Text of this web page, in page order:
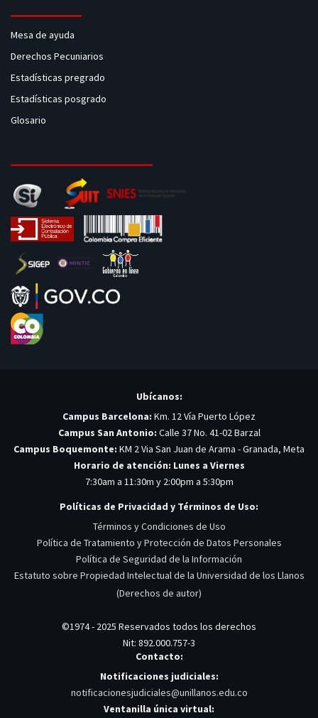
Mesa de ayuda
Derechos Pecuniarios
Estadísticas pregrado
Estadísticas posgrado
Glosario
Ubícanos:
Campus Barcelona: Km. 12 Vía Puerto López
Campus San Antonio: Calle 37 No. 41-02 Barzal
Campus Boquemonte: KM 2 Via San Juan de Arama - Granada, Meta
Horario de atención: Lunes a Viernes
7:30am a 11:30m y 2:00pm a 5:30pm
Políticas de Privacidad y Términos de Uso:
Términos y Condiciones de Uso
Política de Tratamiento y Protección de Datos Personales
Política de Seguridad de la Información
Estatuto sobre Propiedad Intelectual de la Universidad de los Llanos
(Derechos de autor)
©1974 - 2025 Reservados todos los derechos
Nit: 892.000.757-3
Contacto:
Notificaciones judiciales:
notificacionesjudiciales@unillanos.edu.co
Ventanilla única virtual: